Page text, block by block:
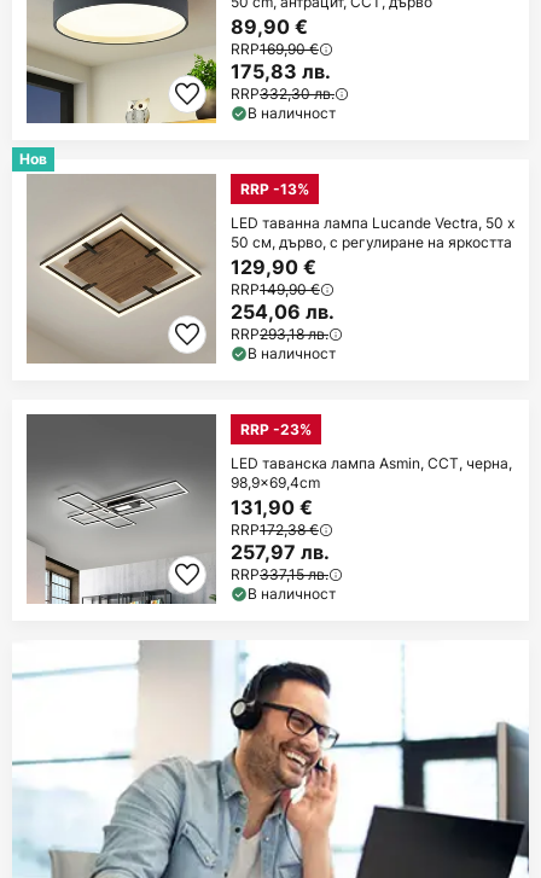
89,90 €
RRP169,90 €
175,83 лв.
RRP332,30 лв.
В наличност
Нов
RRP -13%
LED таванна лампа Lucande Vectra, 50 x
50 см, дърво, с регулиране на яркостта
129,90 €
RRP149,90 €
254,06 лв.
RRP293,18 лв.
В наличност
RRP -23%
LED таванска лампа Asmin, CCT, черна,
98,9x69,4cm
131,90 €
RRP172,38 €
257,97 лв.
RRP337,15 лв.
В наличност